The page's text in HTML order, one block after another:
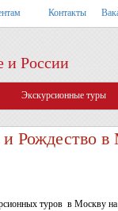
Контакты
и России
Экскурсионные туры
Рождество в
туров в Москву на